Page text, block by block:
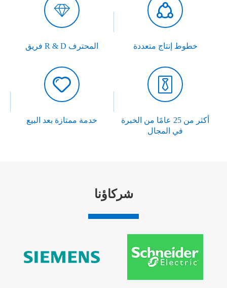

فريق R & D المحترف

خطوط إنتاج متعددة

خدمة ممتازة بعد البيع

أكثر من 25 عامًا من الخبرة
في المجال
شركاؤنا